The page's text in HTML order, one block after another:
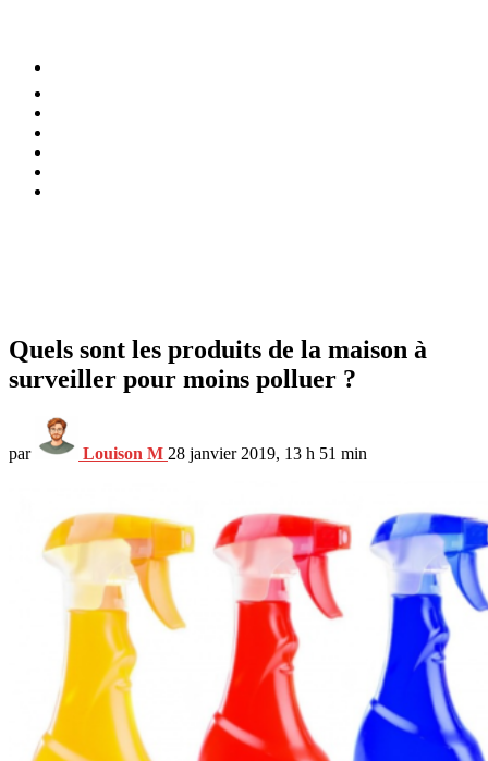
Quels sont les produits de la maison à
surveiller pour moins polluer ?
par Louison M 28 janvier 2019, 13 h 51 min